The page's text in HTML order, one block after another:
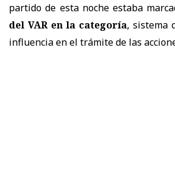
partido de esta noche estaba
del VAR en la categoría, sistema
influencia en el trámite de las